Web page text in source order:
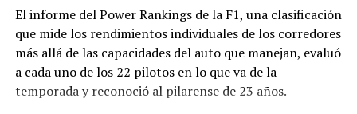
El informe del Power Rankings de la F1, una clasificación
que mide los rendimientos individuales de los corredores
más allá de las capacidades del auto que manejan, evaluó
a cada uno de los 22 pilotos en lo que va de la
temporada y reconoció al pilarense de 23 años.